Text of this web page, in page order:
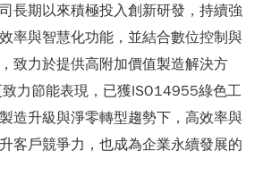
長期以來積極投入創新研發，持續強
率與智慧化功能，並結合數位控制與
致力於提供高附加價值製造解決方
力節能表現，已獲ISO14955綠色工
造升級與淨零轉型趨勢下，高效率與
客戶競爭力，也成為企業永續發展的